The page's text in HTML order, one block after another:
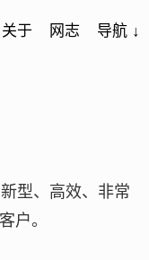
关于 网志 导航 ↓
型、高效、非常
户。